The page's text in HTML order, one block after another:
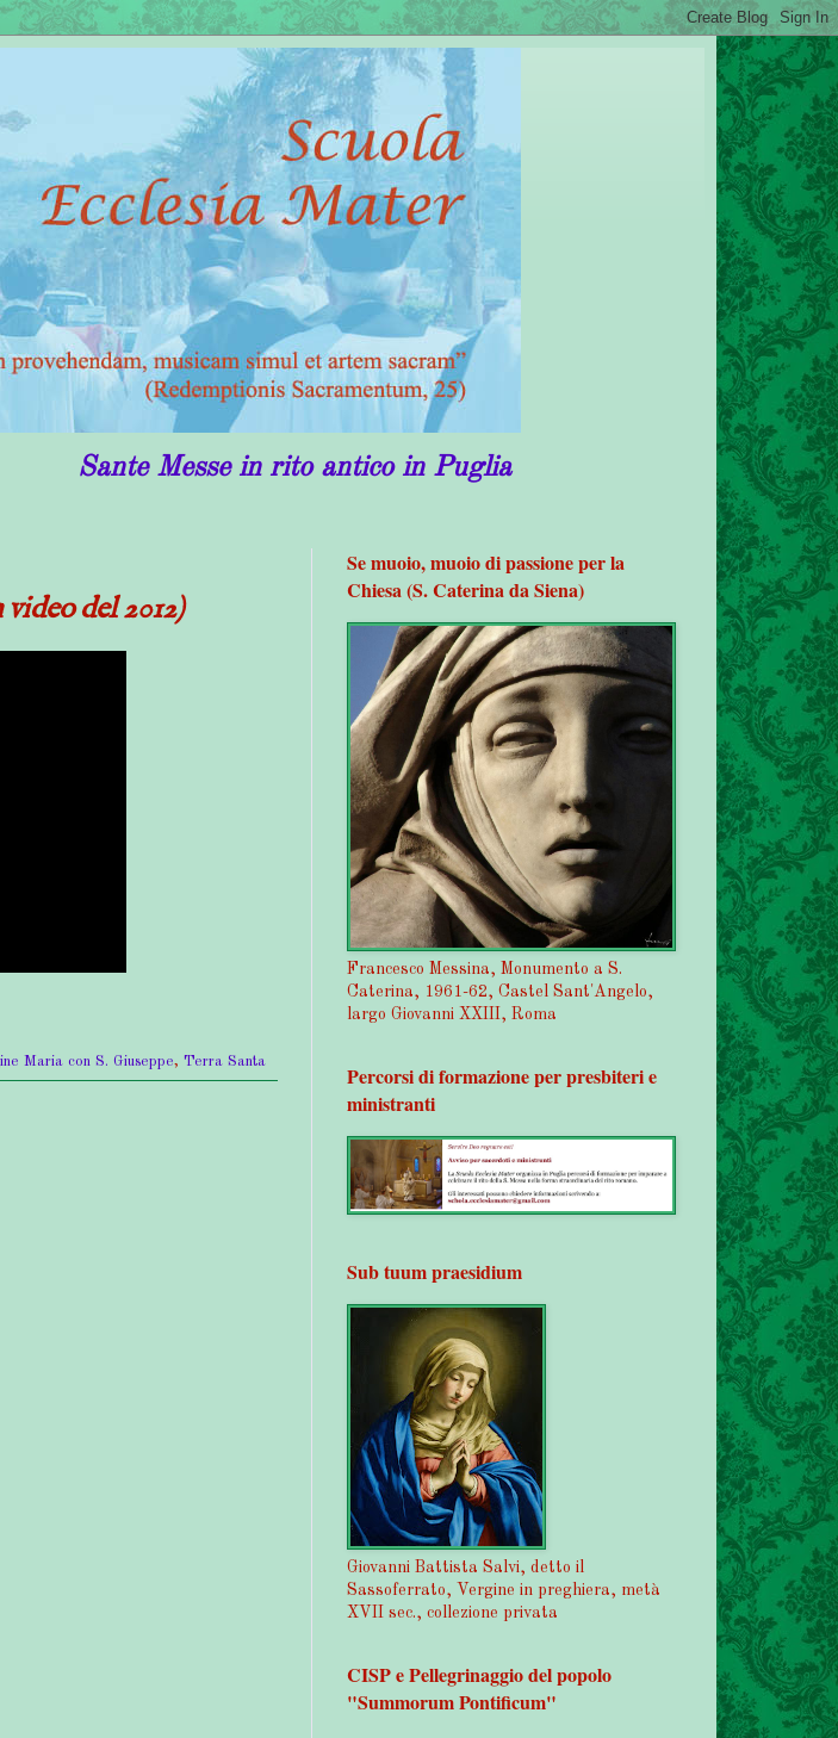
Messe in rito antico in Puglia
del 2012)
Maria con S. Giuseppe, Terra Santa
Se muoio, muoio di passione per la
Chiesa (S. Caterina da Siena)
Francesco Messina, Monumento a S.
Caterina, 1961-62, Castel Sant'Angelo,
largo Giovanni XXIII, Roma
Percorsi di formazione per presbiteri e
ministranti
Sub tuum praesidium
Giovanni Battista Salvi, detto il
Sassoferrato, Vergine in preghiera, metà
XVII sec., collezione privata
CISP e Pellegrinaggio del popolo
"Summorum Pontificum"